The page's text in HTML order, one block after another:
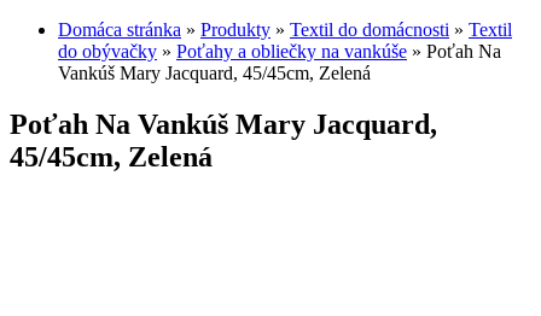
Domáca stránka » Produkty » Textil do domácnosti » Textil
do obývačky » Poťahy a obliečky na vankúše » Poťah Na
Vankúš Mary Jacquard, 45/45cm, Zelená
Poťah Na Vankúš Mary Jacquard,
45/45cm, Zelená